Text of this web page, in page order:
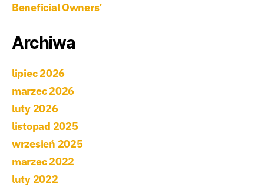
Beneficial Owners’
Archiwa
lipiec 2026
marzec 2026
luty 2026
listopad 2025
wrzesień 2025
marzec 2022
luty 2022